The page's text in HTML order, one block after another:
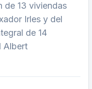
de 13 viviendas
Irles y del
de 14
Albert